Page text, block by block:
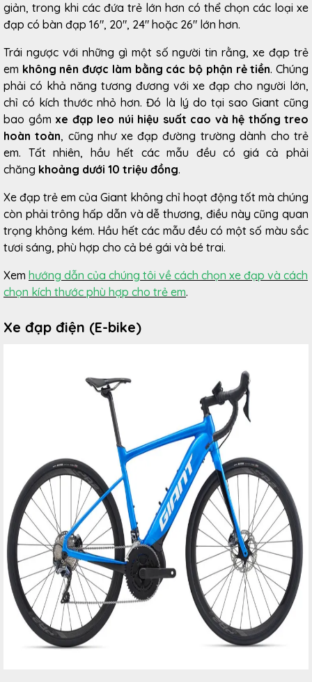
giản, trong khi các đứa trẻ lớn hơn có thể chọn các loại xe
đạp có bàn đạp 16", 20", 24" hoặc 26" lớn hơn.
Trái ngược với những gì một số người tin rằng, xe đạp trẻ
em không nên được làm bằng các bộ phận rẻ tiền. Chúng
phải có khả năng tương đương với xe đạp cho người lớn,
chỉ có kích thước nhỏ hơn. Đó là lý do tại sao Giant cũng
bao gồm xe đạp leo núi hiệu suất cao và hệ thống treo
hoàn toàn, cũng như xe đạp đường trường dành cho trẻ
em. Tất nhiên, hầu hết các mẫu đều có giá cả phải
chăng khoảng dưới 10 triệu đồng.
Xe đạp trẻ em của Giant không chỉ hoạt động tốt mà chúng
còn phải trông hấp dẫn và dễ thương, điều này cũng quan
trọng không kém. Hầu hết các mẫu đều có một số màu sắc
tươi sáng, phù hợp cho cả bé gái và bé trai.
Xem hướng dẫn của chúng tôi về cách chọn xe đạp và cách
chọn kích thước phù hợp cho trẻ em.
Xe đạp điện (E-bike)